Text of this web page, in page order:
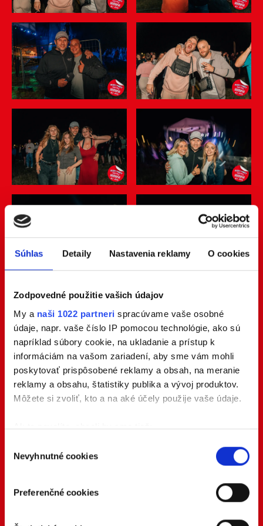
Súhlas Detaily Nastavenia reklamy O cookies
Zodpovedné použitie vašich údajov
My a naši 1022 partneri spracúvame vaše osobné
údaje, napr. vaše číslo IP pomocou technológie, ako sú
napríklad súbory cookie, na ukladanie a prístup k
informáciám na vašom zariadení, aby sme vám mohli
poskytovať prispôsobené reklamy a obsah, na meranie
reklamy a obsahu, štatistiky publika a vývoj produktov.
Môžete si zvoliť, kto a na aké účely použije vaše údaje.
Ak to povolíte, chceli by sme tiež:
polohe s presnosťou na niekoľko metrov
skenovaním konkrétnych charakteristík (odtlačky
prstov).
súhlasu
Nevyhnutné cookies
Preferenčné cookies